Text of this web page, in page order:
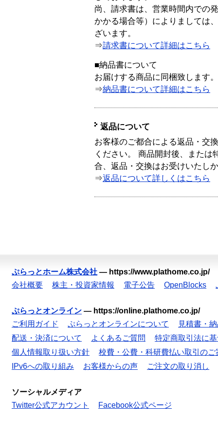
尚、請求書は、営業時間内での
かかる場合等）によりましては
ざいます。
⇒請求書について詳細はこちら
■納品書について
お届けする商品に同梱致します。
⇒納品書について詳細はこちら
返品について
お客様のご都合による返品・交
ください。 商品開封後、または
合、返品・交換はお受けいたし
⇒返品について詳しくはこちら
ぷらっとホーム株式会社 — https://www.plathome.co.jp/
会社概要
株主・投資家情報 電子公告 OpenBlocks
ぷらっとオンライン — https://online.plathome.co.jp/
ご利用ガイド
ぷらっとオンラインについて
見積書・
配送・決済について
よくあるご質問
特定商取引法に
個人情報取り扱い方針
校費・公費・科研費払い取引のご
IPv6への取り組み
お客様からの声 ご注文の取り消し
ソーシャルメディア
Twitter公式アカウント
Facebook公式ページ